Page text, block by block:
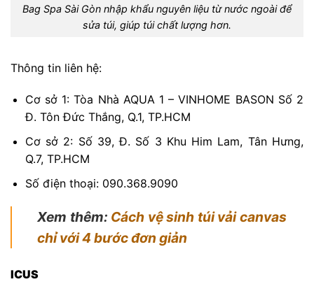
Bag Spa Sài Gòn nhập khẩu nguyên liệu từ nước ngoài để
sửa túi, giúp túi chất lượng hơn.
Thông tin liên hệ:
Cơ sở 1: Tòa Nhà AQUA 1 – VINHOME BASON Số 2
Đ. Tôn Đức Thắng, Q.1, TP.HCM
Cơ sở 2: Số 39, Đ. Số 3 Khu Him Lam, Tân Hưng,
Q.7, TP.HCM
Số điện thoại: 090.368.9090
Xem thêm: Cách vệ sinh túi vải canvas
chỉ với 4 bước đơn giản
ICUS